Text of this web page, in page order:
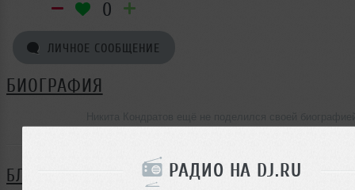
РАДИО НА DJ.RU
0
ЛИЧНОЕ СООБЩЕНИЕ
БИОГРАФИЯ
БЛОГ